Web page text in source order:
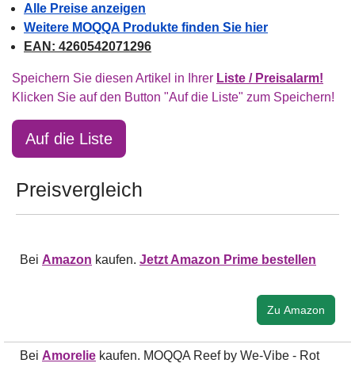
Alle Preise anzeigen
Weitere MOQQA Produkte finden Sie hier
EAN: 4260542071296
Speichern Sie diesen Artikel in Ihrer Liste / Preisalarm!
Klicken Sie auf den Button "Auf die Liste" zum Speichern!
Auf die Liste
Preisvergleich
Bei Amazon kaufen. Jetzt Amazon Prime bestellen
Zu Amazon
Bei Amorelie kaufen. MOQQA Reef by We-Vibe - Rot